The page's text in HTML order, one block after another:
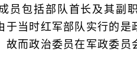
员包括部队首长及其副
于当时红军部队实行的
故而政治委员在军政委